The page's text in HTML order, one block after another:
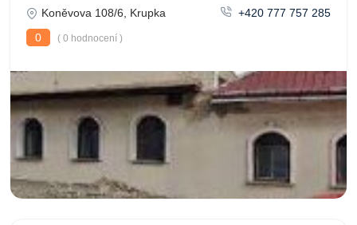
Koněvova 108/6, Krupka
+420 777 757 285
0
( 0 hodnocení )